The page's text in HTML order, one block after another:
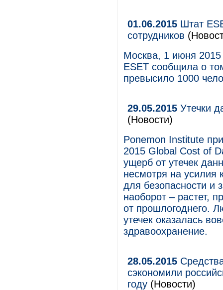
01.06.2015 Штат
сотрудников
Москва, 1 июня 2015
ESET сообщила о
превысило 1000
29.05.2015 Утечки
(Новости)
Ponemon Institute
2015 Global Cost of
ущерб от утечек
несмотря на
для безопасности и
наоборот – растет,
от прошлогоднего.
утечек оказалась
здравоохранение.
28.05.2015
сэкономили
году (Новости)